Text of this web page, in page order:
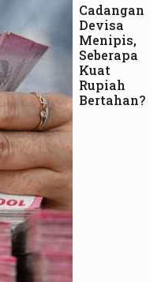
Cadangan
Devisa
Menipis,
Seberapa
Kuat
Rupiah
Bertahan?